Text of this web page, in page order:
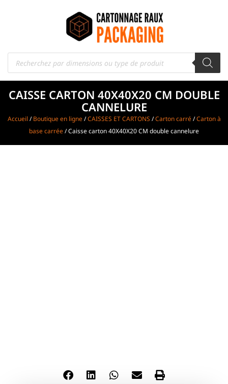
CAISSE CARTON 40X40X20 CM DOUBLE
CANNELURE
Accueil /Boutique en ligne/CAISSES ET CARTONS /Carton carré/Carton à
base carrée/ Caisse carton 40X40X20 CM double cannelure